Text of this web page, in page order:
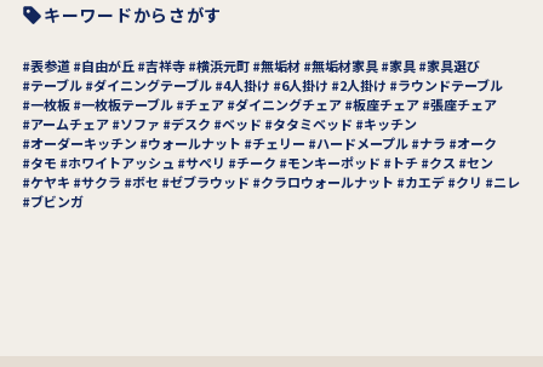
キーワードからさがす
表参道 自由が丘 吉祥寺 横浜元町 無垢材 無垢材家具 家具
家具選び
テーブル ダイニングテーブル 4人掛け 6人掛け 2人掛け
ラウンドテーブル
一枚板 一枚板テーブル チェア ダイニングチェア 板座チェア 張座チェア
アームチェア
ソファ デスク ベッド タタミベッド
キッチン
オーダーキッチン
ウォールナット チェリー ハードメープル ナラ
オーク
タモ
ホワイトアッシュ サペリ チーク モンキーポッド トチ クス
セン
ケヤキ
サクラ ボセ ゼブラウッド クラロウォールナット カエデ クリ
ニレ
ブビンガ